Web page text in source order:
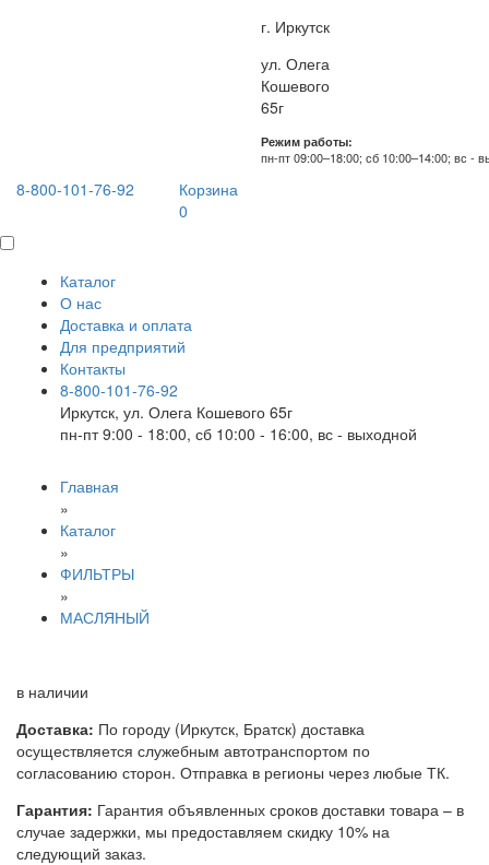
г. Иркутск
ул. Олега
Кошевого
65г
Режим работы:
пн-пт 09:00–18:00; сб 10:00–14:00; вс -
8-800-101-76-92
Корзина
0
Каталог
О нас
Доставка и оплата
Для предприятий
Контакты
8-800-101-76-92
Иркутск, ул. Олега Кошевого 65г
пн-пт 9:00 - 18:00, сб 10:00 - 16:00, вс - выходной
Главная
»
Каталог
»
ФИЛЬТРЫ
»
МАСЛЯНЫЙ
в наличии
Доставка: По городу (Иркутск, Братск) доставка
осуществляется служебным автотранспортом по
согласованию сторон. Отправка в регионы через любые ТК.
Гарантия: Гарантия объявленных сроков доставки товара – в
случае задержки, мы предоставляем скидку 10% на
следующий заказ.